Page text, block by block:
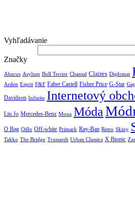
Vyhľadávanie
Značky
Abacus Asylum Bull Terrier Chantal Claires Diplomat
Arden Esprit F&F Faber Castell Fisher Price G-Star Gap
Davidson Infinite Internetový
Liu Jo Mercedes-Benz Mona Móda
O Bag Odlo Off-white Primark Ray-Ban Retro Skiny
Takko The Bridge Trussardi Urban Classics X Bionic